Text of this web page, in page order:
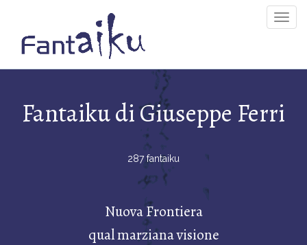
Fantaiku di Giuseppe Ferri
287 fantaiku
Nuova Frontiera
qual marziana visione